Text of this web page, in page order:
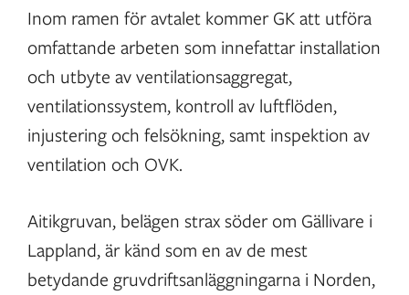
Inom ramen för avtalet kommer GK att utföra
omfattande arbeten som innefattar installation
och utbyte av ventilationsaggregat,
ventilationssystem, kontroll av luftflöden,
injustering och felsökning, samt inspektion av
ventilation och OVK.
Aitikgruvan, belägen strax söder om Gällivare i
Lappland, är känd som en av de mest
betydande gruvdriftsanläggningarna i Norden,